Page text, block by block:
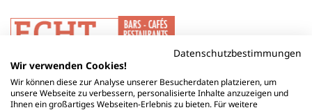
Datenschutzbestimmungen
Wir verwenden Cookies!
Wir können diese zur Analyse unserer Besucherdaten platzieren, um
unsere Webseite zu verbessern, personalisierte Inhalte anzuzeigen und
Ihnen ein großartiges Webseiten-Erlebnis zu bieten. Für weitere